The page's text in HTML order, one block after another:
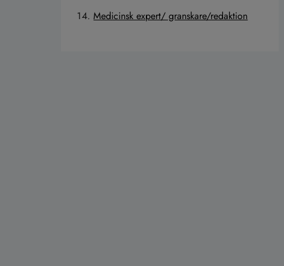
Medicinsk expert/ granskare/redaktion